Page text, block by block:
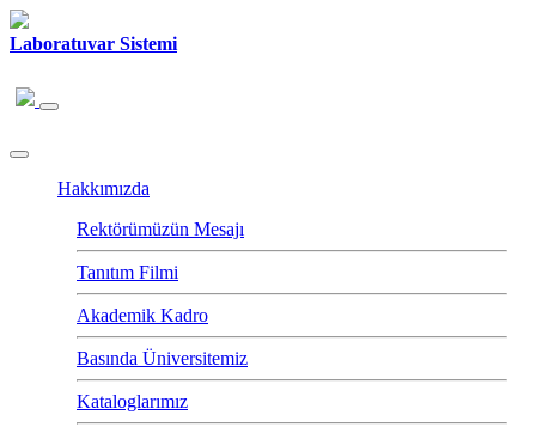
Laboratuvar Sistemi
Hakkımızda
Rektörümüzün Mesajı
Tanıtım Filmi
Akademik Kadro
Basında Üniversitemiz
Kataloglarımız